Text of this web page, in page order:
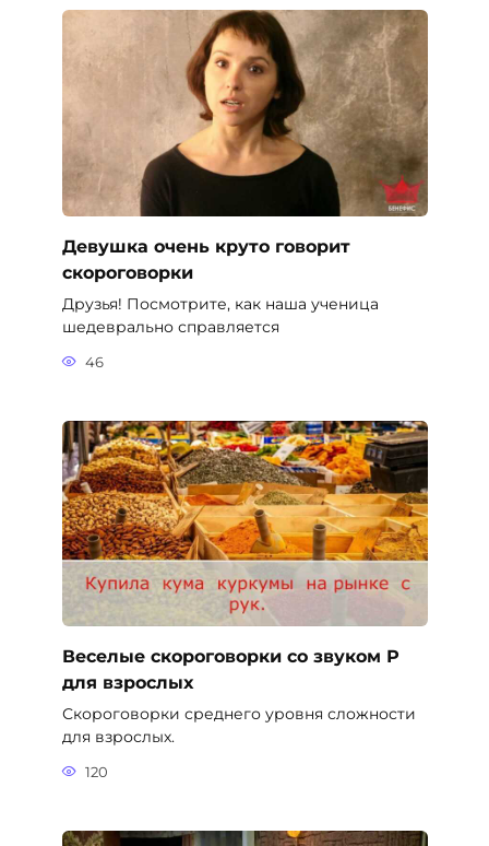
Девушка очень круто говорит
скороговорки
Друзья! Посмотрите, как наша ученица
шедеврально справляется
46
Веселые скороговорки со звуком Р
для взрослых
Скороговорки среднего уровня сложности
для взрослых.
120